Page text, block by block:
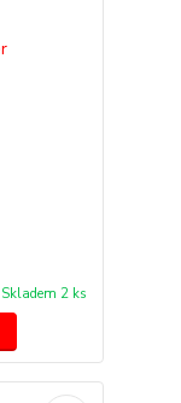
Skladem 2 ks